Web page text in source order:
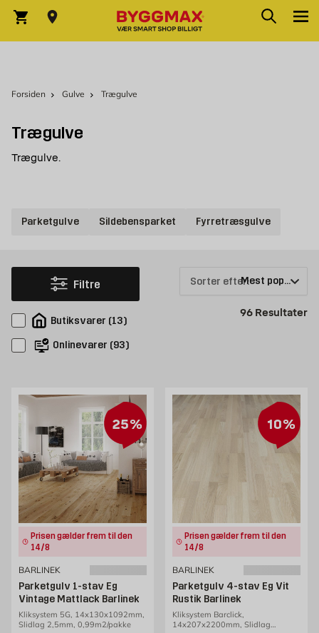
Indkøbskurv Søg
Forsiden Gulve Trægulve
Trægulve
Trægulve.
Parketgulve Sildebensparket Fyrretræsgulve
Filtre
Butiksvarer (13)
Onlinevarer (93)
Sorter efter:
96 Resultater
25%
Prisen gælder frem til den
14/8
BARLINEK
Parketgulv 1-stav Eg
Vintage Mattlack Barlinek
Kliksystem 5G, 14x130x1092mm,
Slidlag 2,5mm, 0,99m2/pakke
10%
Prisen gælder frem til den
14/8
BARLINEK
Parketgulv 4-stav Eg Vit
Rustik Barlinek
Kliksystem Barclick,
14x207x2200mm, Slidlag